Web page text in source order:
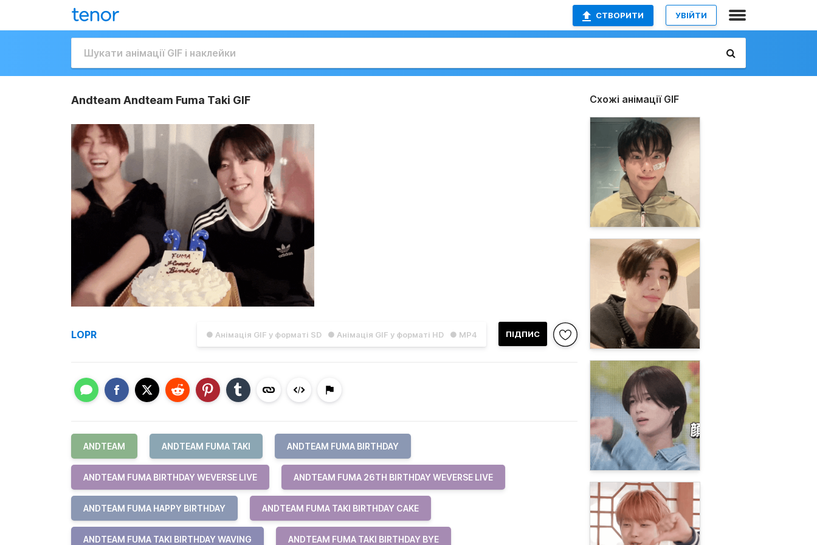
СТВОРИТИ УВІЙТИ
Andteam Andteam Fuma Taki GIF
● Анімація GIF у форматі SD ● Анімація GIF у форматі HD ● MP4 ПІДПИС
LOPR
ANDTEAM ANDTEAM FUMA TAKI ANDTEAM FUMA BIRTHDAY
ANDTEAM FUMA BIRTHDAY WEVERSE LIVE ANDTEAM FUMA 26TH BIRTHDAY WEVERSE LIVE
ANDTEAM FUMA HAPPY BIRTHDAY ANDTEAM FUMA TAKI BIRTHDAY CAKE
ANDTEAM FUMA TAKI BIRTHDAY WAVING ANDTEAM FUMA TAKI BIRTHDAY BYE
Схожі анімації GIF